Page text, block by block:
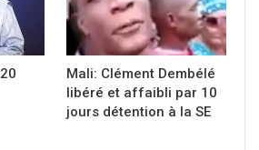
Mali: Clément Dembélé
libéré et affaibli par 10
jours détention à la SE